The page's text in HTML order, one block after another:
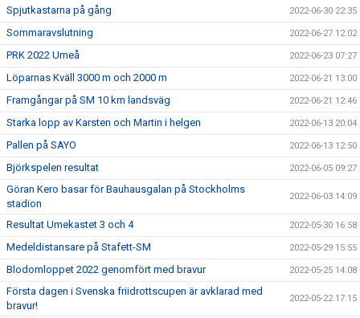
Spjutkastarna på gång 2022-06-30 22:35
Sommaravslutning 2022-06-27 12:02
PRK 2022 Umeå 2022-06-23 07:27
Löparnas Kväll 3000 m och 2000 m 2022-06-21 13:00
Framgångar på SM 10 km landsväg 2022-06-21 12:46
Starka lopp av Karsten och Martin i helgen 2022-06-13 20:04
Pallen på SAYO 2022-06-13 12:50
Björkspelen resultat 2022-06-05 09:27
Göran Kero basar för Bauhausgalan på Stockholms
stadion
2022-06-03 14:09
Resultat Umekastet 3 och 4 2022-05-30 16:58
Medeldistansare på Stafett-SM 2022-05-29 15:55
Blodomloppet 2022 genomfört med bravur 2022-05-25 14:08
Första dagen i Svenska friidrottscupen är avklarad med
bravur!
2022-05-22 17:15